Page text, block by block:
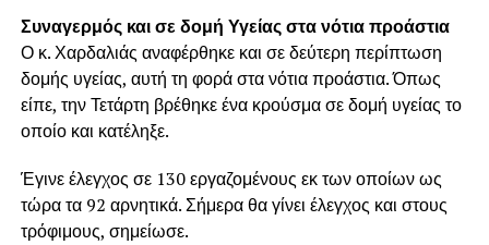
Συναγερμός και σε δομή Υγείας στα νότια προάστια
Ο κ. Χαρδαλιάς αναφέρθηκε και σε δεύτερη περίπτωση
δομής υγείας, αυτή τη φορά στα νότια προάστια. Όπως
είπε, την Τετάρτη βρέθηκε ένα κρούσμα σε δομή υγείας το
οποίο και κατέληξε.
Έγινε έλεγχος σε 130 εργαζομένους εκ των οποίων ως
τώρα τα 92 αρνητικά. Σήμερα θα γίνει έλεγχος και στους
τρόφιμους, σημείωσε.